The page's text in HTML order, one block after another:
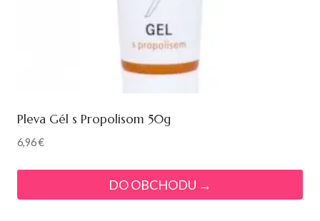
Pleva Gél s Propolisom 50g
6,96€
DO OBCHODU →